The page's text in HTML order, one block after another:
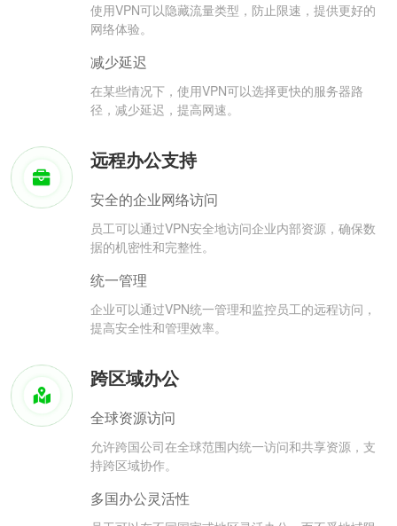
使用VPN可以隐藏流量类型，防止限速，提供更好的
网络体验。
减少延迟
在某些情况下，使用VPN可以选择更快的服务器路
径，减少延迟，提高网速。
远程办公支持
安全的企业网络访问
员工可以通过VPN安全地访问企业内部资源，确保数
据的机密性和完整性。
统一管理
企业可以通过VPN统一管理和监控员工的远程访问，
提高安全性和管理效率。
跨区域办公
全球资源访问
允许跨国公司在全球范围内统一访问和共享资源，支
持跨区域协作。
多国办公灵活性